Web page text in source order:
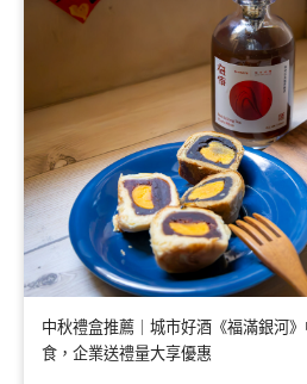
中秋禮盒推薦｜城市好酒《福滿銀河
食，企業送禮量大享優惠